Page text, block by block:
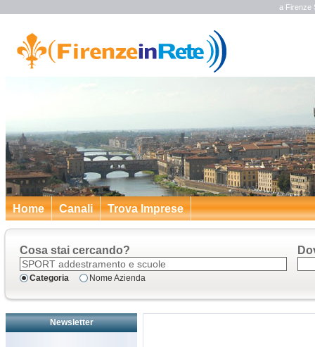
a Firenze
Home Canali Trova Imprese
Cosa stai cercando?
Categoria Nome Azienda
Newsletter